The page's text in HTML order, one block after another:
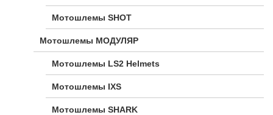
Мотошлемы SHOT
Мотошлемы МОДУЛЯР
Мотошлемы LS2 Helmets
Мотошлемы IXS
Мотошлемы SHARK